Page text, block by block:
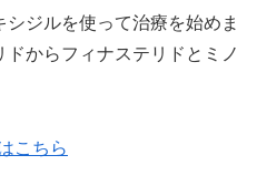
ジルを使って治療を始めま
からフィナステリドとミノ
こちら